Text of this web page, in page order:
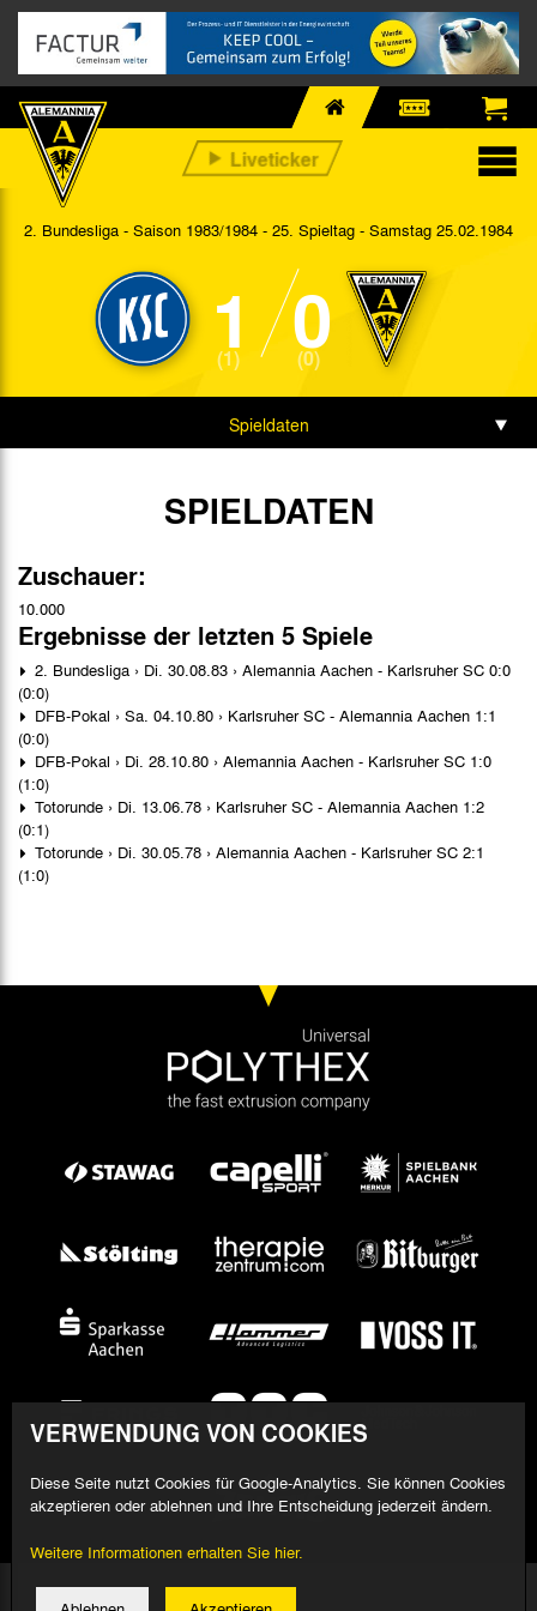
2. Bundesliga - Saison 1983/1984 - 25. Spieltag - Samstag 25.02.1984
1
(1) 0
(0)
Spieldaten
SPIELDATEN
Zuschauer:
10.000
Ergebnisse der letzten 5 Spiele
2. Bundesliga › Di. 30.08.83 › Alemannia Aachen - Karlsruher SC 0:0
(0:0)
DFB-Pokal › Sa. 04.10.80 › Karlsruher SC - Alemannia Aachen 1:1
(0:0)
DFB-Pokal › Di. 28.10.80 › Alemannia Aachen - Karlsruher SC 1:0
(1:0)
Totorunde › Di. 13.06.78 › Karlsruher SC - Alemannia Aachen 1:2
(0:1)
Totorunde › Di. 30.05.78 › Alemannia Aachen - Karlsruher SC 2:1
(1:0)
© 2026 Alemannia Aachen - Alle Rechte vorbehalten
VERWENDUNG VON COOKIES
Diese Seite nutzt Cookies für Google-Analytics. Sie können Cookies
akzeptieren oder ablehnen und Ihre Entscheidung jederzeit ändern.
Weitere Informationen erhalten Sie hier.